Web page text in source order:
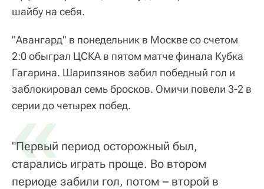
шайбу на себя.
"Авангард" в понедельник в Москве со счетом
2:0 обыграл ЦСКА в пятом матче финала Кубка
Гагарина. Шарипзянов забил победный гол и
заблокировал семь бросков. Омичи повели 3-2 в
серии до четырех побед.
«
"Первый период осторожный был,
старались играть проще. Во втором
периоде забили гол, потом – второй в